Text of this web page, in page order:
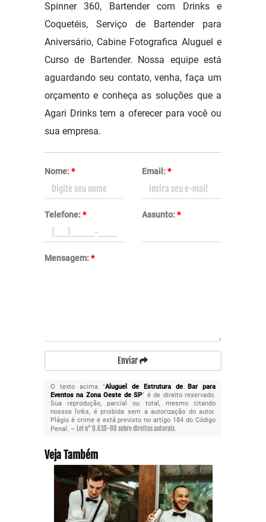
Spinner 360, Bartender com Drinks e
Coquetéis, Serviço de Bartender para
Aniversário, Cabine Fotografica Aluguel e
Curso de Bartender. Nossa equipe está
aguardando seu contato, venha, faça um
orçamento e conheça as soluções que a
Agari Drinks tem a oferecer para você ou
sua empresa.
Nome:* Email:*
Telefone:* Assunto:*
Mensagem:*
Enviar
O texto acima "Aluguel de Estrutura de Bar para
Eventos na Zona Oeste de SP" é de direito reservado.
Sua reprodução, parcial ou total, mesmo citando
nossos links, é proibida sem a autorização do autor.
Plágio é crime e está previsto no artigo 184 do Código
Penal. – Lei n° 9.610-98 sobre direitos autorais.
Veja Também